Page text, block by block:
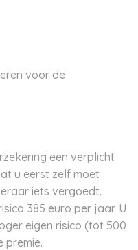
voor de
een verplicht
u eerst zelf moet
iets vergoedt.
385 euro per jaar. U
eigen risico (tot 500
premie.